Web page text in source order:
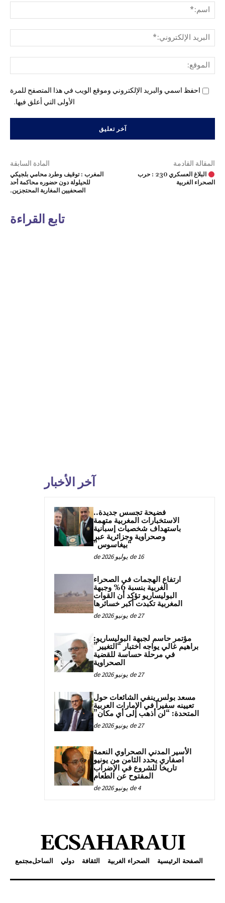
احفظ اسمي والبريد الإلكتروني وموقع الويب في هذا المتصفح للمرة
الأولى التي أعلق فيها.
المادة السابقة
المغرب : توقيف وطرد محامي بلجيكي
للحيلولة دون حضوره محاكمة أحد
الصحفيين المغاربة المحتجزين.
المقالة القادمة
البلاغ العسكري 230 : حرب
الصحراء الغربية
تابع القراءة
آخر الأخبار
فضيحة تجسس جديدة..
الاستخبارات المغربية متهمة
باستهداف شخصيات إسبانية
وصحراوية وجزائرية عبر
“بيغاسوس”
16 de يوليو de 2026
ارتفاع الهجمات في الصحراء
الغربية بنسبة 6% وجبهة
البوليساريو تؤكد أن القوات
المغربية تكبدت أكبر خسائرها
27 de يونيو de 2026
مؤتمر حاسم لجبهة البوليساريو:
براهيم غالي يواجه اختبار “التغيير”
في مرحلة حساسة للقضية
الصحراوية
27 de يونيو de 2026
مسعد بولس ينفي الشائعات حول
تعيينه سفيراً في الإمارات العربية
المتحدة: “لن أذهب إلى أي مكان”
27 de يونيو de 2026
الأسير المدني الصحراوي النعمة
اصفاري يحدد الثامن من يونيو
تاريخا للشروع في الإضراب
المفتوح عن الطعام
4 de يونيو de 2026
ECSAHARAUI
الصفحة الرئيسية الصحراء الغربية الثقافة دولي الساحلمجتمع